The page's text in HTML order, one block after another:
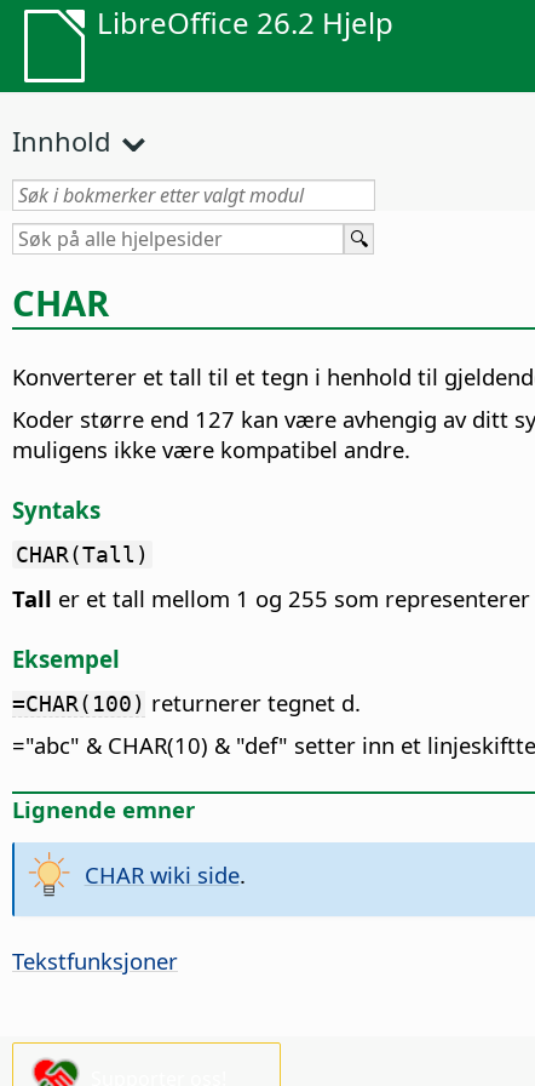
LibreOffice 26.2 Hjelp
Innhold
CHAR
Konverterer et tall til et tegn i henhold til
Koder større end 127 kan være avhengig av ditt
muligens ikke være kompatibel andre.
Syntaks
CHAR(Tall)
Tall er et tall mellom 1 og 255 som
Eksempel
=CHAR(100) returnerer tegnet d.
="abc" & CHAR(10) & "def" setter inn et
Lignende emner
CHAR wiki side.
Tekstfunksjoner